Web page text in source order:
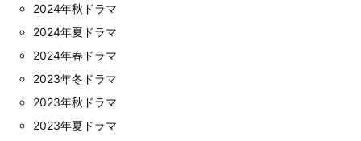
2024年秋ドラマ
2024年夏ドラマ
2024年春ドラマ
2023年冬ドラマ
2023年秋ドラマ
2023年夏ドラマ